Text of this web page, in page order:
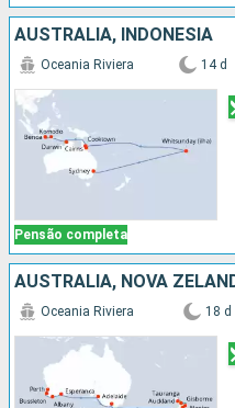
AUSTRALIA, INDONÉSIA
Pensão completa
Oceania Riviera 14 d
AUSTRALIA, NOVA
Oceania Riviera 18 d